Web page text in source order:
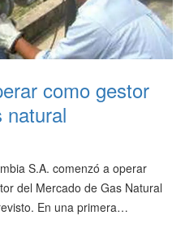
como gestor
natural
S.A. comenzó a operar
del Mercado de Gas Natural
En una primera…